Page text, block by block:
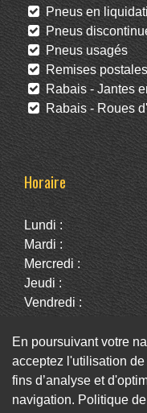
Pneus en
Pneus
Pneus usagés
Remises
Rabais - Jantes
Rabais - Roues
Horaire
Lundi :
Mardi :
Mercredi :
Jeudi :
Vendredi :
Dimanche :
Facebook
En poursuivant votre
acceptez l'utilisation
fins d’analyse et
navigation. Politique